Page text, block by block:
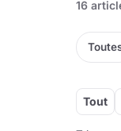
16
Tout